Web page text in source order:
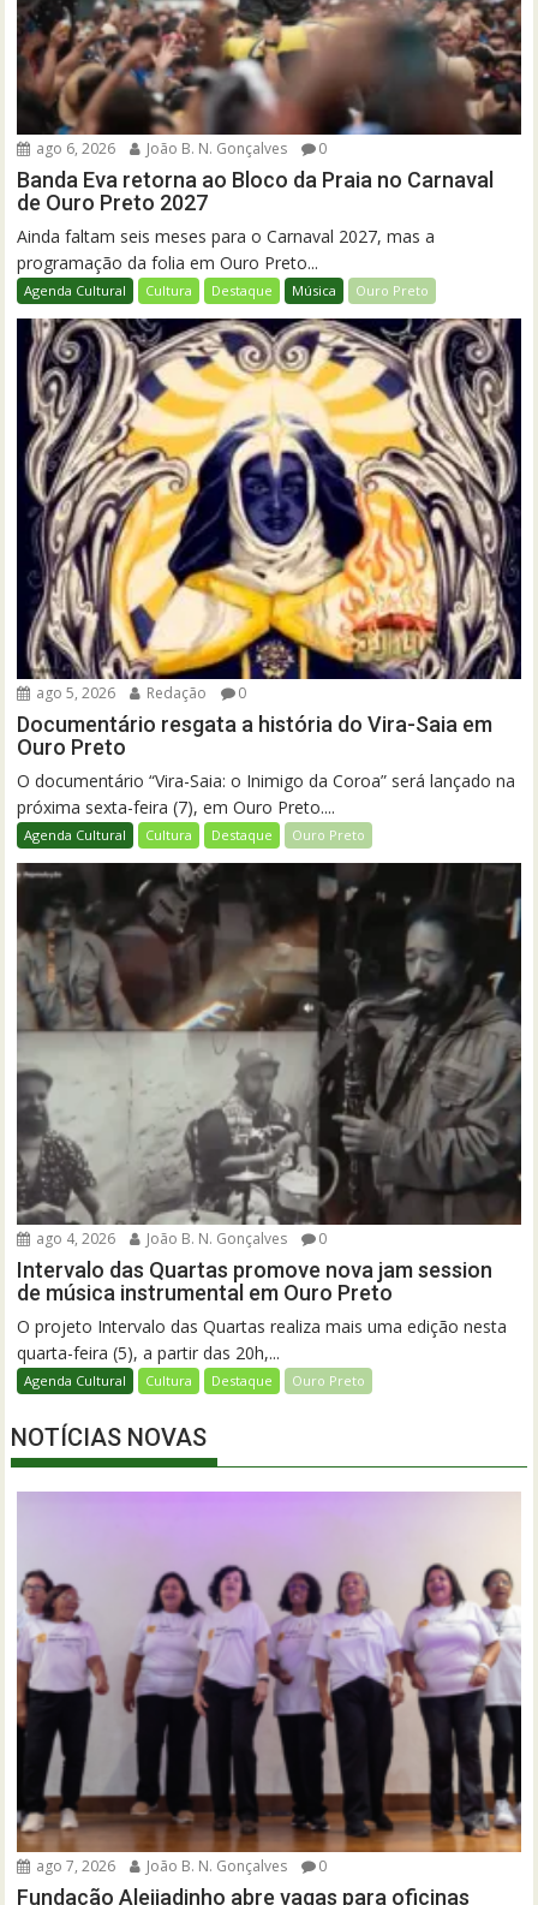
ago 6, 2026 João B. N. Gonçalves 0
Banda Eva retorna ao Bloco da Praia no Carnaval
de Ouro Preto 2027
Ainda faltam seis meses para o Carnaval 2027, mas a
programação da folia em Ouro Preto...
Agenda Cultural Cultura Destaque Música Ouro Preto
ago 5, 2026 Redação 0
Documentário resgata a história do Vira-Saia em
Ouro Preto
O documentário “Vira-Saia: o Inimigo da Coroa” será lançado na
próxima sexta-feira (7), em Ouro Preto....
Agenda Cultural Cultura Destaque Ouro Preto
ago 4, 2026 João B. N. Gonçalves 0
Intervalo das Quartas promove nova jam session
de música instrumental em Ouro Preto
O projeto Intervalo das Quartas realiza mais uma edição nesta
quarta-feira (5), a partir das 20h,...
Agenda Cultural Cultura Destaque Ouro Preto
NOTÍCIAS NOVAS
ago 7, 2026 João B. N. Gonçalves 0
Fundação Aleijadinho abre vagas para oficinas